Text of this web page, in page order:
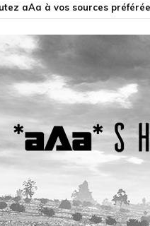
aAa à vos sources